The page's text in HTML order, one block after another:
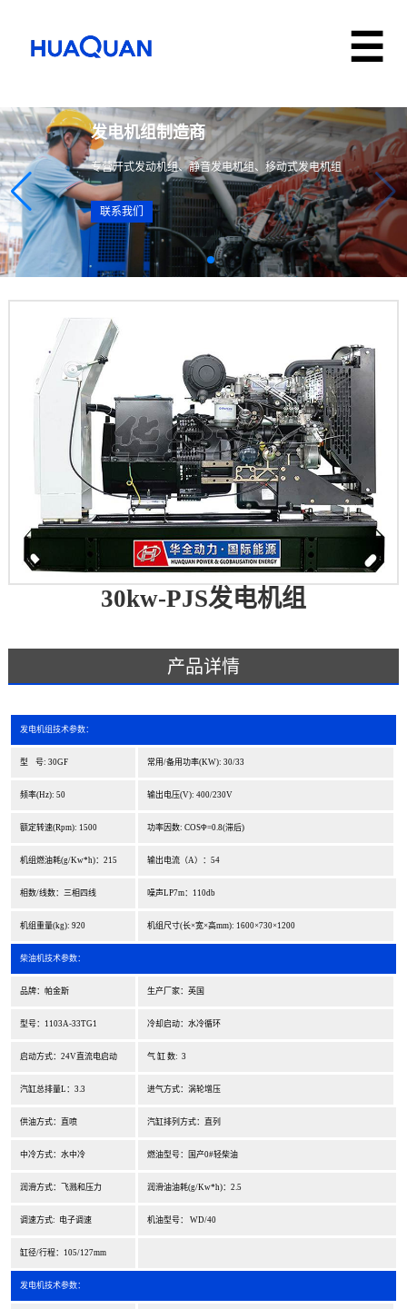
发电机组制造商
专营开式发动机组、静音发电机组、移动式发电机组
联系我们
30kw-PJS发电机组
产品详情
发电机组技术参数：
型 号: 30GF 常用/备用功率(KW): 30/33
频率(Hz): 50 输出电压(V): 400/230V
额定转速(Rpm): 1500 功率因数: COSΦ=0.8(滞后)
机组燃油耗(g/Kw*h)：215 输出电流（A）：54
相数/线数：三相四线 噪声LP7m：110db
机组重量(kg): 920 机组尺寸(长×宽×高mm): 1600×730×1200
柴油机技术参数：
品牌：帕金斯 生产厂家：英国
型号：1103A-33TG1 冷却启动：水冷循环
启动方式：24V直流电启动 气 缸 数: 3
汽缸总排量L：3.3 进气方式：涡轮增压
供油方式：直喷 汽缸排列方式：直列
中冷方式：水中冷 燃油型号：国产0#轻柴油
润滑方式：飞溅和压力 润滑油油耗(g/Kw*h)：2.5
调速方式: 电子调速 机油型号： WD/40
缸径/行程：105/127mm
发电机技术参数：